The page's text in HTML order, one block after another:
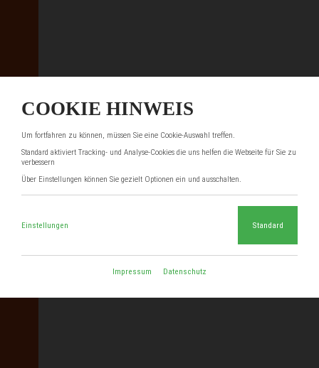
COOKIE HINWEIS
Um fortfahren zu können, müssen Sie eine Cookie-Auswahl treffen.
Standard aktiviert Tracking- und Analyse-Cookies die uns helfen die Webseite für Sie zu
verbessern
Über Einstellungen können Sie gezielt Optionen ein und ausschalten.
Einstellungen Standard
Impressum Datenschutz